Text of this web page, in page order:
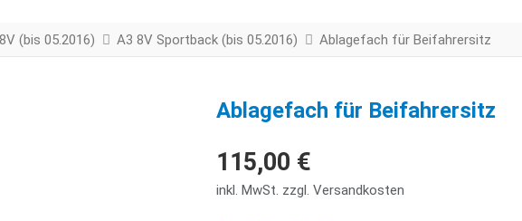
(bis 05.2016) A3 8V Sportback (bis 05.2016) Ablagefach für Beifahrersitz
Ablagefach für Beifahrersitz
115,00 €
inkl. MwSt. zzgl. Versandkosten